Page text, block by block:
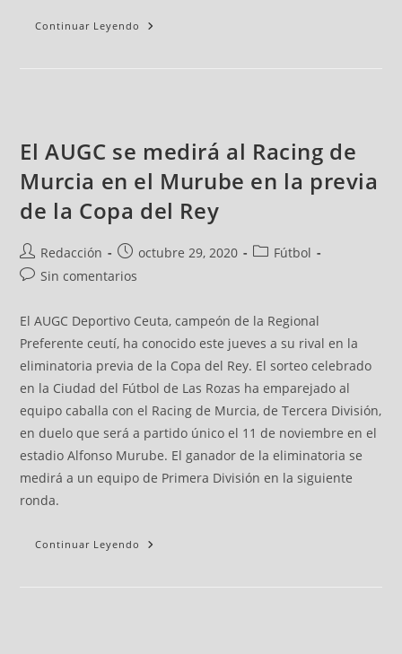
Continuar Leyendo
El AUGC se medirá al Racing de
Murcia en el Murube en la previa
de la Copa del Rey
Redacción octubre 29, 2020
Fútbol
Sin comentarios
El AUGC Deportivo Ceuta, campeón de la Regional
Preferente ceutí, ha conocido este jueves a su rival en la
eliminatoria previa de la Copa del Rey. El sorteo celebrado
en la Ciudad del Fútbol de Las Rozas ha emparejado al
equipo caballa con el Racing de Murcia, de Tercera División,
en duelo que será a partido único el 11 de noviembre en el
estadio Alfonso Murube. El ganador de la eliminatoria se
medirá a un equipo de Primera División en la siguiente
ronda.
Continuar Leyendo